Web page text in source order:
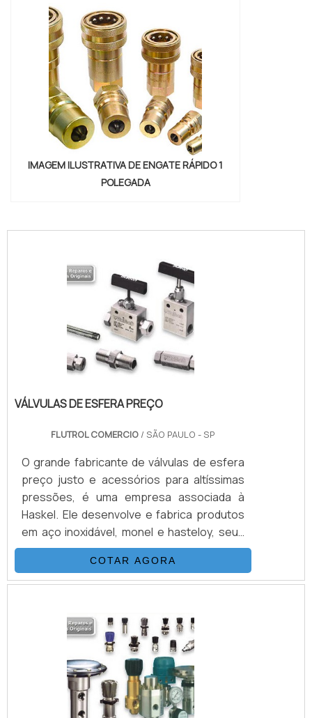
IMAGEM ILUSTRATIVA DE ENGATE RÁPIDO 1
POLEGADA
VÁLVULAS DE ESFERA PREÇO
FLUTROL COMERCIO / SÃO PAULO - SP
O grande fabricante de válvulas de esfera
preço justo e acessórios para altíssimas
pressões, é uma empresa associada à
Haskel. Ele desenvolve e fabrica produtos
em aço inoxidável, monel e hasteloy, seus
principais ítens são Válvulas Esfera, Agulha,
Retenção, Tubos Conexões e Niple.
Também fornece equipamentos para sub-
Suas principais aplicações são sistemas
hidráulicos, equipamentos e sistemas para
gases e aplicações para Sub-
Sea.VANTAGENS QUE MERECEM SER DE.
COTAR AGORA